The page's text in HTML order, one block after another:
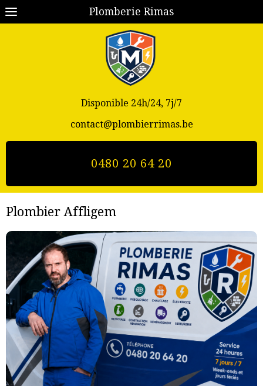
Plomberie Rimas
Disponible 24h/24, 7j/7
contact@plombierrimas.be
0480 20 64 20
Plombier Affligem